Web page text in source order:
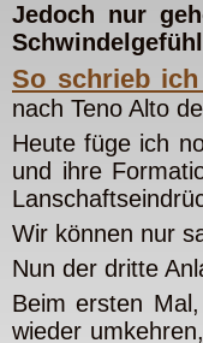
Jedoch nur
So schrieb
nach Teno Alto
Heute füge ich
und ihre
Wir können nur
Nun der dritte
Beim ersten
wieder